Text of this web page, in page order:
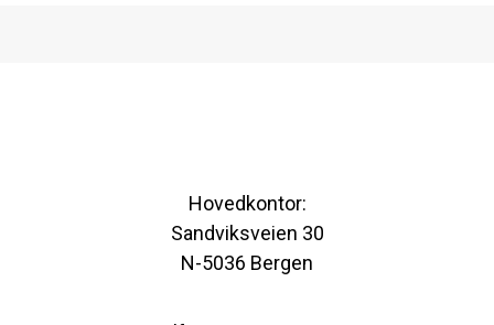
Hovedkontor:
Sandviksveien 30
N-5036 Bergen